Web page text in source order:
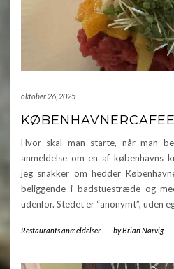
oktober 26, 2025
Hvor skal man starte, når man
anmeldelse om en af københavns
jeg snakker om hedder
beliggende i badstuestræde og
udenfor. Stedet er “anonymt”, uden
Restaurants anmeldelser - byBrian Nørvig